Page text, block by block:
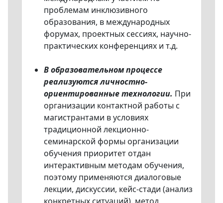
проблемам инклюзивного
образования, в международных
форумах, проектных сессиях, научно-
практических конференциях и т.д.
В образовательном процессе
реализуются личностно-
ориентированные технологии. При
организации контактной работы с
магистрантами в условиях
традиционной лекционно-
семинарской формы организации
обучения приоритет отдан
интерактивным методам обучения,
поэтому применяются диалоговые
лекции, дискуссии, кейс-стади (анализ
конкретных ситуаций), метод